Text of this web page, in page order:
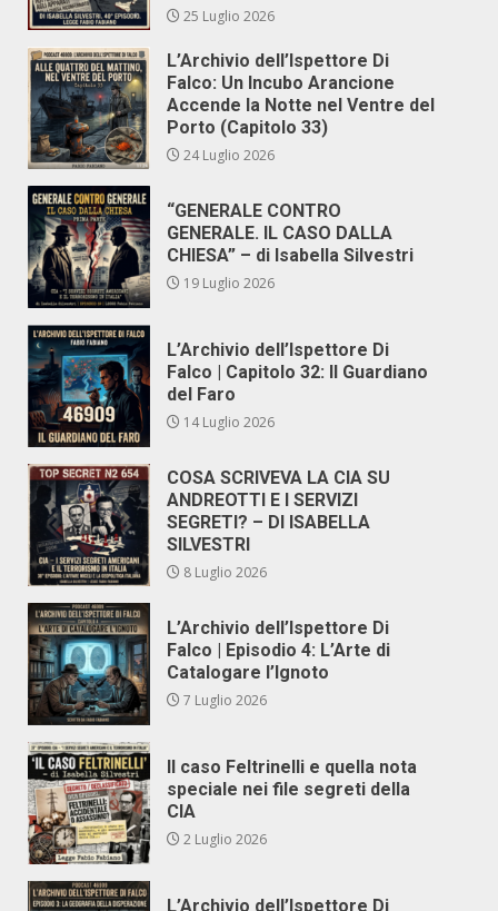
25 Luglio 2026
L’Archivio dell’Ispettore Di
Falco: Un Incubo Arancione
Accende la Notte nel Ventre del
Porto (Capitolo 33)
24 Luglio 2026
“GENERALE CONTRO
GENERALE. IL CASO DALLA
CHIESA” – di Isabella Silvestri
19 Luglio 2026
L’Archivio dell’Ispettore Di
Falco | Capitolo 32: Il Guardiano
del Faro
14 Luglio 2026
COSA SCRIVEVA LA CIA SU
ANDREOTTI E I SERVIZI
SEGRETI? – DI ISABELLA
SILVESTRI
8 Luglio 2026
L’Archivio dell’Ispettore Di
Falco | Episodio 4: L’Arte di
Catalogare l’Ignoto
7 Luglio 2026
Il caso Feltrinelli e quella nota
speciale nei file segreti della
CIA
2 Luglio 2026
L’Archivio dell’Ispettore Di